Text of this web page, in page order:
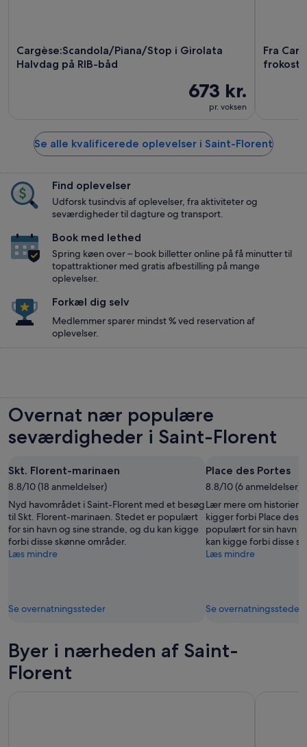
Cargèse:Scandola/Piana/Stop i Girolata
Halvdag på RIB-båd
673 kr.
pr. voksen
Fra
Se alle kvalificerede oplevelser i Saint-Florent
Find oplevelser
Udforsk tusindvis af oplevelser, fra aktiviteter og
seværdigheder til dagture og transport.
Book med lethed
Spring køen over – book billetter online på få minutter til
topattraktioner med gratis afbestilling på mange
oplevelser.
Forkæl dig selv
Medlemmer sparer mindst % ved reservation af
oplevelser.
Overnat nær populære
seværdigheder i Saint-Florent
Skt. Florent-marinaen
8.8/10 (18 anmeldelser)
Nyd havområdet i Saint-Florent med et besøg
til Skt. Florent-marinaen. Stedet er populært
for sin havn og sine strande, og du kan kigge
forbi disse skønne områder.
Læs mindre
Se overnatningssteder
Place des Portes
8.8/10 (6 anmeldelser)
Lær mere om historien
kigger forbi Place des
populært for sin havn
kan kigge forbi disse
Læs mindre
Se overnatningssteder
Byer i nærheden af Saint-
Florent